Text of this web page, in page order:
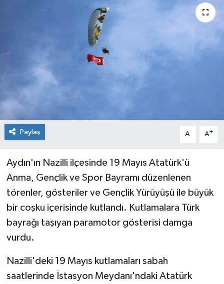
Paylaş A- A+
Aydın'ın Nazilli ilçesinde 19 Mayıs Atatürk'ü
Anma, Gençlik ve Spor Bayramı düzenlenen
törenler, gösteriler ve Gençlik Yürüyüşü ile büyük
bir coşku içerisinde kutlandı. Kutlamalara Türk
bayrağı taşıyan paramotor gösterisi damga
vurdu.
Nazilli'deki 19 Mayıs kutlamaları sabah
saatlerinde İstasyon Meydanı'ndaki Atatürk